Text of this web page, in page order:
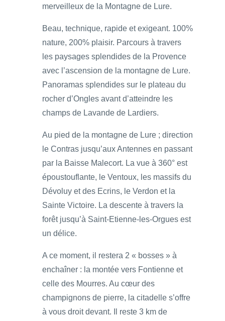
merveilleux de la Montagne de Lure.
Beau, technique, rapide et exigeant. 100%
nature, 200% plaisir. Parcours à travers
les paysages splendides de la Provence
avec l’ascension de la montagne de Lure.
Panoramas splendides sur le plateau du
rocher d’Ongles avant d’atteindre les
champs de Lavande de Lardiers.
Au pied de la montagne de Lure ; direction
le Contras jusqu’aux Antennes en passant
par la Baisse Malecort. La vue à 360° est
époustouflante, le Ventoux, les massifs du
Dévoluy et des Ecrins, le Verdon et la
Sainte Victoire. La descente à travers la
forêt jusqu’à Saint-Etienne-les-Orgues est
un délice.
A ce moment, il restera 2 « bosses » à
enchaîner : la montée vers Fontienne et
celle des Mourres. Au cœur des
champignons de pierre, la citadelle s’offre
à vous droit devant. Il reste 3 km de